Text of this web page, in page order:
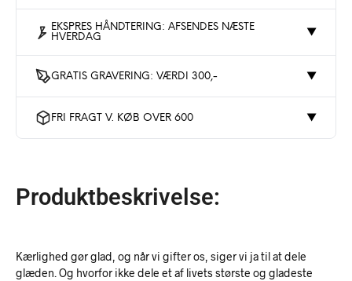
EKSPRES HÅNDTERING: AFSENDES NÆSTE
HVERDAG
▼
GRATIS GRAVERING: VÆRDI 300,- ▼
FRI FRAGT V. KØB OVER 600 ▼
Produktbeskrivelse:
Kærlighed gør glad, og når vi gifter os, siger vi ja til at dele
glæden. Og hvorfor ikke dele et af livets største og gladeste